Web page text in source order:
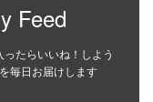
Feed
ったらいいね！しよう
毎日お届けします